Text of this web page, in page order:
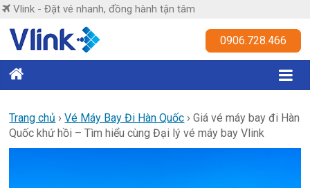
Skip
content
Vlink - Đặt vé nhanh, đồng hành tận tâm
Vlink
nhanh,
đồng
hành
0906.728.466
Trang chủ ›Vé Máy Bay Đi Hàn Quốc ›Giá vé máy bay đi Hàn
Quốc khứ hồi – Tìm hiểu cùng Đại lý vé máy bay Vlink